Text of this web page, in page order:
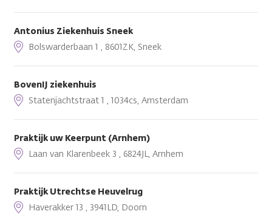
Antonius Ziekenhuis Sneek
Bolswarderbaan 1 , 8601ZK, Sneek
BovenIJ ziekenhuis
Statenjachtstraat 1 , 1034cs, Amsterdam
Praktijk uw Keerpunt (Arnhem)
Laan van Klarenbeek 3 , 6824JL, Arnhem
Praktijk Utrechtse Heuvelrug
Haverakker 13 , 3941LD, Doorn